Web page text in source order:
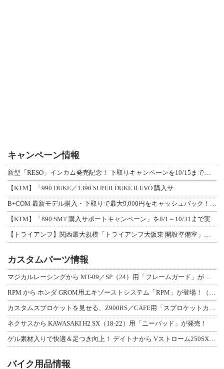
キャンペーン情報
新型「RESO」インカム発売記念！ 下取りキャンペーンを10/15まで延長して開
【KTM】「990 DUKE／1390 SUPER DUKE R EVO 購入サ
B+COM 最新モデル購入・下取りで最大9,000円をキャッシュバック！「B+F
【KTM】「890 SMT 購入サポートキャンペーン」を8/1～10/31まで実
【トライアンフ】関西最大規模「トライアンフ大阪東 開設準備室」がオープン！ 限定
カスタムパーツ情報
マジカルレーシングから MT-09／SP（24）用「フレームガード」が登場！
RPM から ホンダ GROM用エキゾーストシステム「RPM」が登場！（動画あり
カスタムスプロケットを見せる、Z900RS／CAFE用「スプロケットカバーフルキ
ネクサスから KAWASAKI H2 SX（18-22）用「ニーパッド」が発売！
ゲル素材入りで快適＆足つき向上！ デイトナから Vストローム250SX用「快適ロ
バイク用品情報